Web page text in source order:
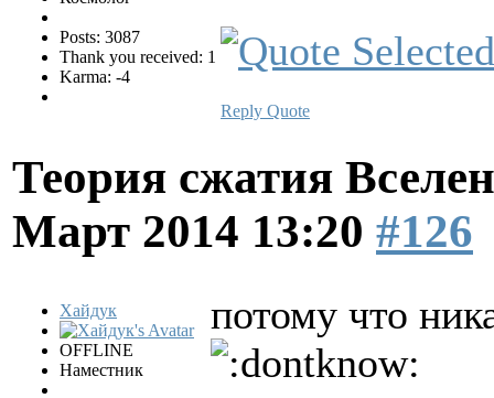
Posts: 3087
Thank you received: 1
Karma: -4
Reply Quote
Теория сжатия
Март 2014 13:20 #126
Хайдук
OFFLINE
Наместник
потому что